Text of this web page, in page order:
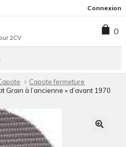
la
navigation
contenu
Connexion
2CV
0
Capote fermeture
Grain à l’ancienne » d’avant 1970